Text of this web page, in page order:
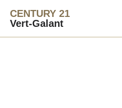
CENTURY 21
Vert-Galant